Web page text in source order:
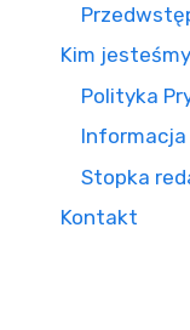
Kim
Polityka
Informacja
Stopka
Kontakt